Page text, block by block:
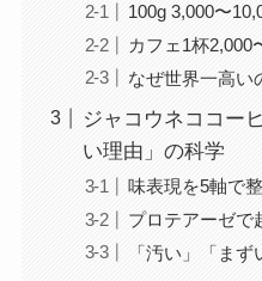
100g 3,000〜
カフェ1杯2,000
なぜ世界一高い
ジャコウネココー
い理由」の科学
味表現を5軸で
プロテアーゼで
「汚い」「ま